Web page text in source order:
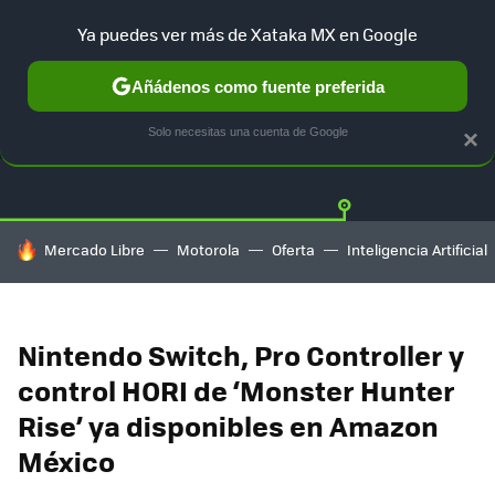
GUÍA DE COMPRAS MERCADO LIBRE
HOY SE HABLA DE
Mercado Libre Motorola Oferta Inteligencia Artificial
Nintendo Switch, Pro Controller y
control HORI de ‘Monster Hunter
Rise’ ya disponibles en Amazon
México
×
Ya puedes ver más de Xataka MX en Google
Añádenos como fuente preferida
Solo necesitas una cuenta de Google